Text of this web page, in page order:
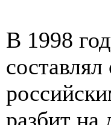
В 1998
разбит на